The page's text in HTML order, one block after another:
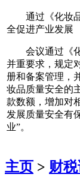
通过《化妆品
全促进产业发展
会议通过《化
并重要求，规定
册和备案管理，
妆品质量安全的
款数额，增加对
发展质量安全有
业”。
主页 > 财